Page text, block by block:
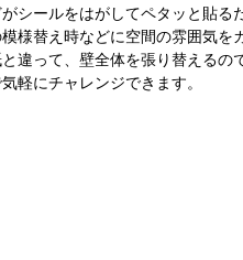
がシールをはがしてペタッと貼る
様替え時などに空間の雰囲気を
違って、壁全体を張り替えるの
軽にチャレンジできます。